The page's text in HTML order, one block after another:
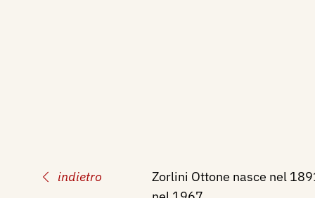
indietro
Zorlini Ottone nasce nel